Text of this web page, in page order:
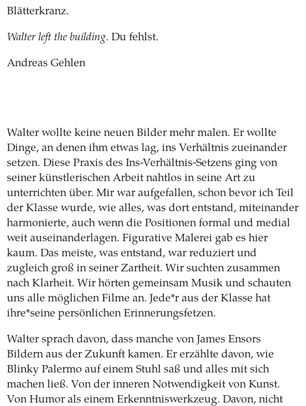
Blätterkranz.
Walter left the building. Du fehlst.
Andreas Gehlen
Walter wollte keine neuen Bilder mehr malen. Er wollte
Dinge, an denen ihm etwas lag, ins Verhältnis zueinander
setzen. Diese Praxis des Ins-Verhältnis-Setzens ging von
seiner künstlerischen Arbeit nahtlos in seine Art zu
unterrichten über. Mir war aufgefallen, schon bevor ich Teil
der Klasse wurde, wie alles, was dort entstand, miteinander
harmonierte, auch wenn die Positionen formal und medial
weit auseinanderlagen. Figurative Malerei gab es hier
kaum. Das meiste, was entstand, war reduziert und
zugleich groß in seiner Zartheit. Wir suchten zusammen
nach Klarheit. Wir hörten gemeinsam Musik und schauten
uns alle möglichen Filme an. Jede*r aus der Klasse hat
ihre*seine persönlichen Erinnerungsfetzen.
Walter sprach davon, dass manche von James Ensors
Bildern aus der Zukunft kamen. Er erzählte davon, wie
Blinky Palermo auf einem Stuhl saß und alles mit sich
machen ließ. Von der inneren Notwendigkeit von Kunst.
Von Humor als einem Erkenntniswerkzeug. Davon, nicht